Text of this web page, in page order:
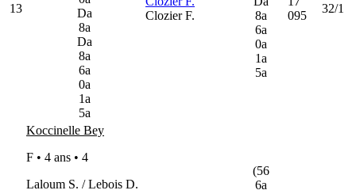
13
Da
8a
Da
8a
6a
0a
1a
5a
Clozier F.
8a
6a
0a
1a
5a
095
32/1
Koccinelle Bey
F • 4 ans • 4
Laloum S. / Lebois D.
(56
6a